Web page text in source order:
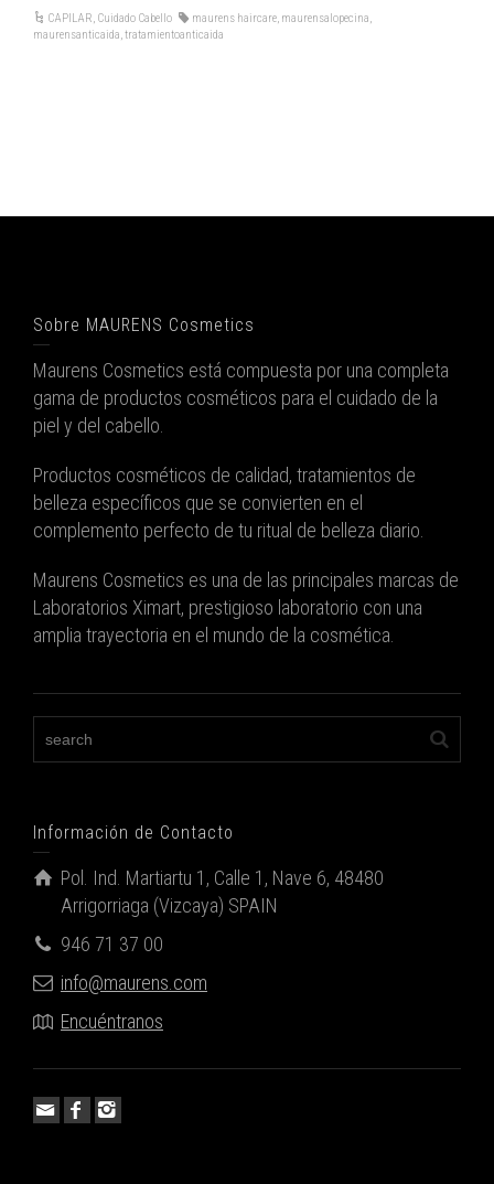
CAPILAR, Cuidado Cabello maurens haircare, maurensalopecina,
maurensanticaida,tratamientoanticaida
Sobre MAURENS Cosmetics
Maurens Cosmetics está compuesta por una completa
gama de productos cosméticos para el cuidado de la
piel y del cabello.
Productos cosméticos de calidad, tratamientos de
belleza específicos que se convierten en el
complemento perfecto de tu ritual de belleza diario.
Maurens Cosmetics es una de las principales marcas de
Laboratorios Ximart, prestigioso laboratorio con una
amplia trayectoria en el mundo de la cosmética.
Información de Contacto
Pol. Ind. Martiartu 1, Calle 1, Nave 6, 48480
Arrigorriaga (Vizcaya) SPAIN
946 71 37 00
info@maurens.com
Encuéntranos